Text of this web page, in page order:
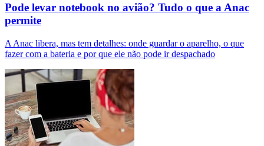
Pode levar notebook no avião? Tudo o que a Anac
permite
A Anac libera, mas tem detalhes: onde guardar o aparelho, o que
fazer com a bateria e por que ele não pode ir despachado